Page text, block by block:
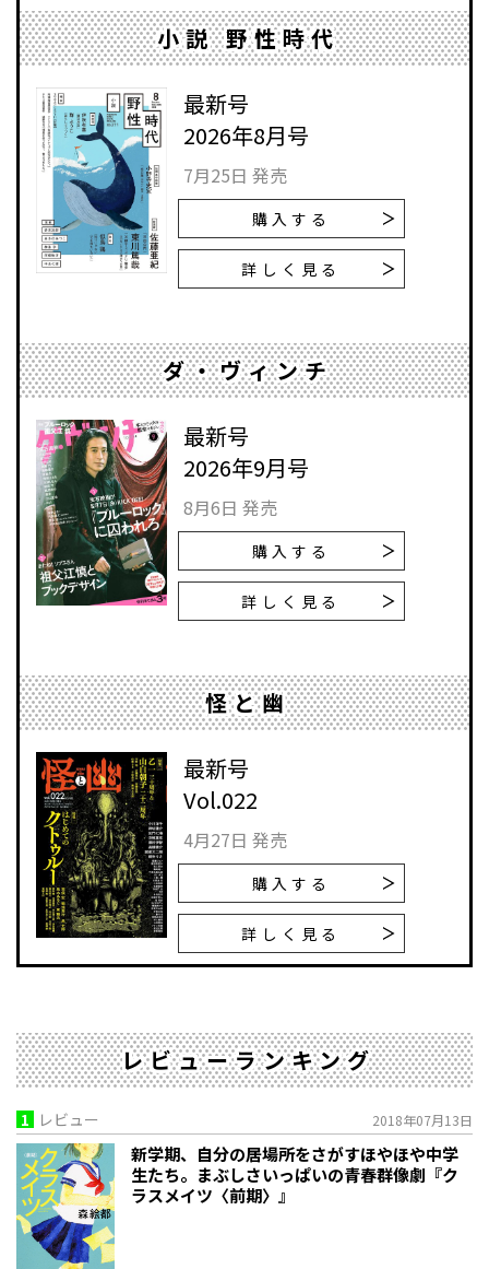
小説 野性時代
最新号
2026年8月号
7月25日 発売
購入する
詳しく見る
ダ・ヴィンチ
最新号
2026年9月号
8月6日 発売
購入する
詳しく見る
怪と幽
最新号
Vol.022
4月27日 発売
購入する
詳しく見る
レビューランキング
1 レビュー 2018年07月13日
新学期、自分の居場所をさがすほやほや中学
生たち。まぶしさいっぱいの青春群像劇『ク
ラスメイツ〈前期〉』